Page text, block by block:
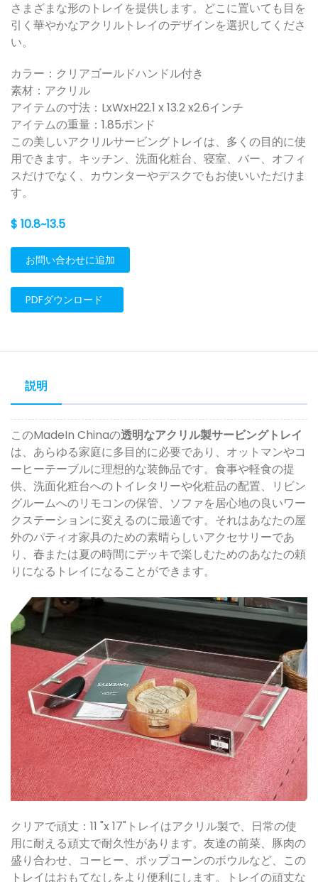
さまざまな形のトレイを提供します。どこに置いても目を
引く華やかなアクリルトレイのデザインを選択してくださ
い。
カラー：クリアゴールドハンドル付き
素材：アクリル
アイテムの寸法：LxWxH22.1 x 13.2 x2.6インチ
アイテムの重量：1.85ポンド
この美しいアクリルサービングトレイは、多くの目的に使
用できます。キッチン、洗面化粧台、寝室、バー、オフィ
スだけでなく、カウンターやデスクでもお使いいただけま
す。
$ 10.8~13.5
お問い合わせに追加
PDFダウンロード
説明
このMadeIn Chinaの透明なアクリル製サービングトレイ
は、あらゆる家庭に多目的に必要であり、オットマンやコ
ーヒーテーブルに理想的な装飾品です。食事や軽食の提
供、洗面化粧台へのトイレタリーや化粧品の配置、リビン
グルームへのリモコンの保管、ソファを居心地の良いワー
クステーションに変えるのに最適です。それはあなたの屋
外のパティオ家具のための素晴らしいアクセサリーであ
り、春または夏の時間にデッキで楽しむためのあなたの頼
りになるトレイになることができます。
クリアで頑丈：11 "x 17"トレイはアクリル製で、日常の使
用に耐える頑丈で耐久性があります。友達の前菜、豚肉の
盛り合わせ、コーヒー、ポップコーンのボウルなど、この
トレイはおもてなしをより便利にします。トレイの頑丈な